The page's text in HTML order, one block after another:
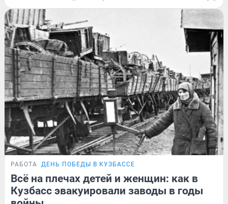
РАБОТА ДЕНЬ ПОБЕДЫ В КУЗБАССЕ
Всё на плечах детей и женщин: как в
Кузбасс эвакуировали заводы в годы